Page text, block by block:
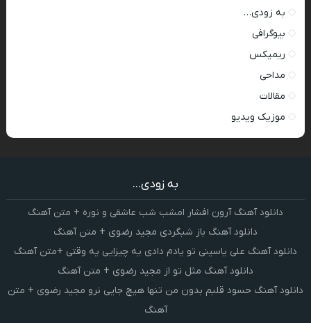
به زودی…
بیوگرافی
ریمیکس
مداحی
مقالات
موزیک ویدیو
به زودی...
دانلود آهنگ آرون افشار امشب شب عاشقی و نوره + متن آهنگ
دانلود آهنگ باز شبگردی مجید رضوی + متن آهنگ
دانلود آهنگ علی یاسینی تو یادم دادی یه چیزایی یه وقتی +متن آهنگ
دانلود آهنگ مثل تو از مجید رضوی + متن آهنگ
دانلود آهنگ حسود قلبم بدون من تنها هیچ جایی نرو مجید رضوی + متن
آهنگ